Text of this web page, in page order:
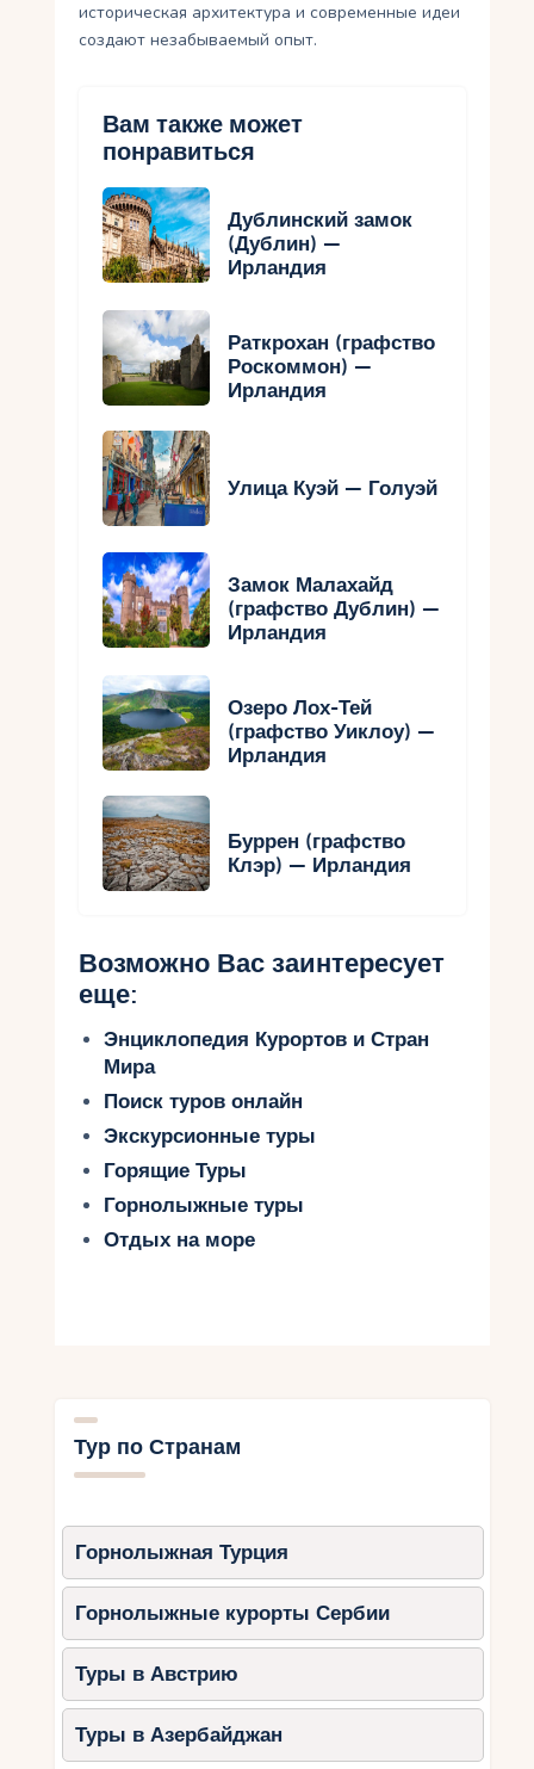
историческая архитектура и современные идеи
создают незабываемый опыт.
Вам также может
понравиться
Дублинский замок
(Дублин) —
Ирландия
Раткрохан (графство
Роскоммон) —
Ирландия
Улица Куэй — Голуэй
Замок Малахайд
(графство Дублин) —
Ирландия
Озеро Лох-Тей
(графство Уиклоу) —
Ирландия
Буррен (графство
Клэр) — Ирландия
Возможно Вас заинтересует
еще:
Энциклопедия Курортов и Стран
Мира
Поиск туров онлайн
Экскурсионные туры
Горящие Туры
Горнолыжные туры
Отдых на море
Тур по Странам
Горнолыжная Турция
Горнолыжные курорты Сербии
Туры в Австрию
Туры в Азербайджан